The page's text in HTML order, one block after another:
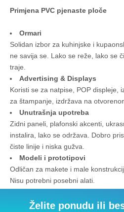
Primjena PVC pjenaste ploče
Ormari
Solidan izbor za kuhinjske i
ne savija se. Lako se reže, lako se
traje.
Advertising & Displays
Koristi se za natpise, POP displeje,
za štampanje, izdržava na
Unutrašnja upotreba
Zidni paneli, plafonski akcenti,
instalira, lako se održava. Dobro
čiste linije i niska gužva.
Modeli i prototipovi
Odličan za makete i male
Nisu potrebni posebni alati.
Želite ponudu ili